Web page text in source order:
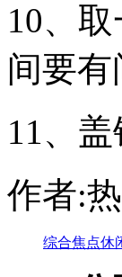
10、
间要
11、
作者:
综合焦点休